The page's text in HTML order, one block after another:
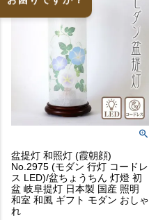
盆提灯 和照灯 (霞朝顔)
No.2975 (モダン 行灯 コードレ
ス LED)/盆ちょうちん 灯燈 初
盆 岐阜提灯 日本製 国産 照明
和室 和風 ギフト モダン おしゃ
れ